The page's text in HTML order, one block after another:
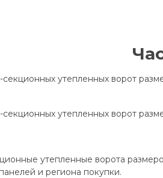
утепленных ворот
утепленных ворот
утепленные ворота
и региона покупки.